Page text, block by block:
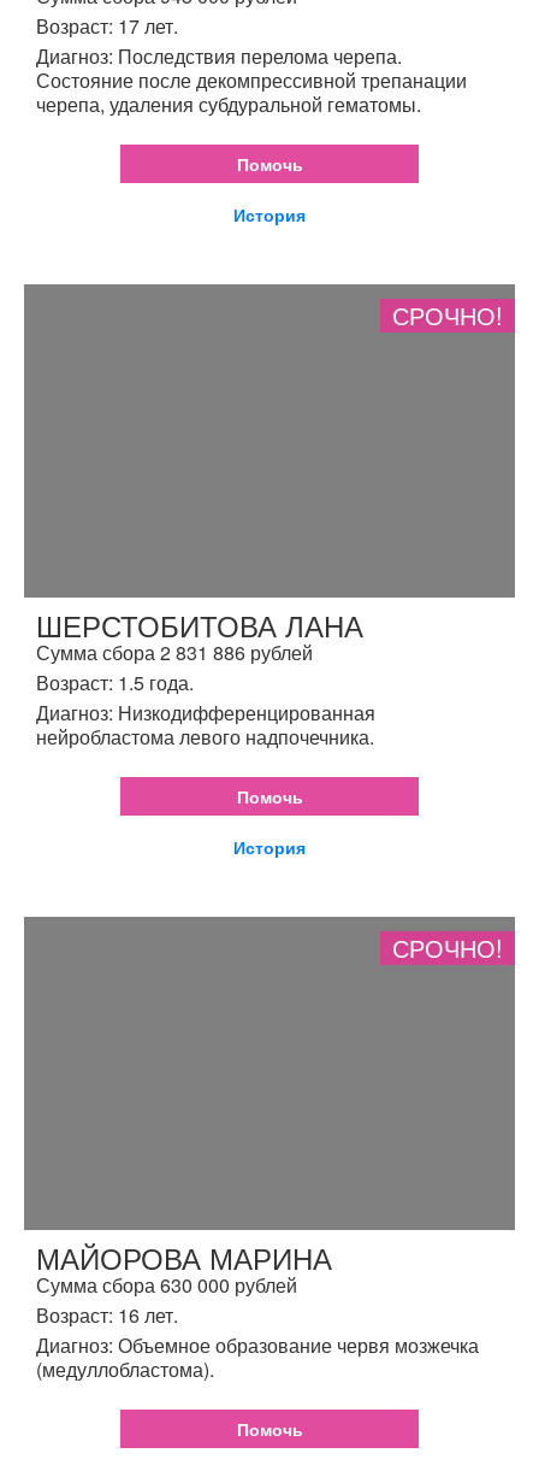
Возраст: 17 лет.
Диагноз: Последствия перелома черепа.
Состояние после декомпрессивной трепанации
черепа, удаления субдуральной гематомы.
Помочь
История
СРОЧНО!
ШЕРСТОБИТОВА ЛАНА
Сумма сбора 2 831 886 рублей
Возраст: 1.5 года.
Диагноз: Низкодифференцированная
нейробластома левого надпочечника.
Помочь
История
СРОЧНО!
МАЙОРОВА МАРИНА
Сумма сбора 630 000 рублей
Возраст: 16 лет.
Диагноз: Объемное образование червя мозжечка
(медуллобластома).
Помочь